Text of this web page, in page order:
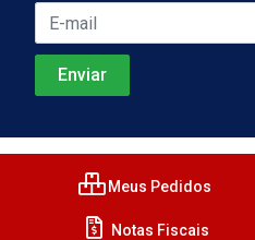
Meus Pedidos
Notas Fiscais